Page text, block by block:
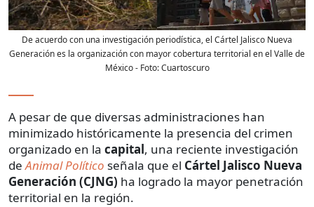
De acuerdo con una investigación periodística, el Cártel Jalisco Nueva
Generación es la organización con mayor cobertura territorial en el Valle de
México- Foto:Cuartoscuro
A pesar de que diversas administraciones han
minimizado históricamente la presencia del crimen
organizado en la capital, una reciente investigación
deAnimal Político señala que el Cártel Jalisco Nueva
Generación (CJNG) ha logrado la mayor penetración
territorial en la región.